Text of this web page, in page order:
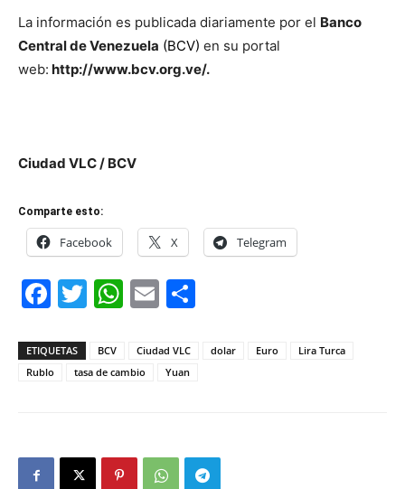
La información es publicada diariamente por el Banco
Central de Venezuela (BCV) en su portal
web: http://www.bcv.org.ve/.
Ciudad VLC / BCV
Comparte esto:
Facebook X Telegram
Facebook
Twitter
WhatsApp
Email
ETIQUETAS BCV Ciudad VLC dolar Euro
Lira Turca
Rublo
tasa de cambio Yuan